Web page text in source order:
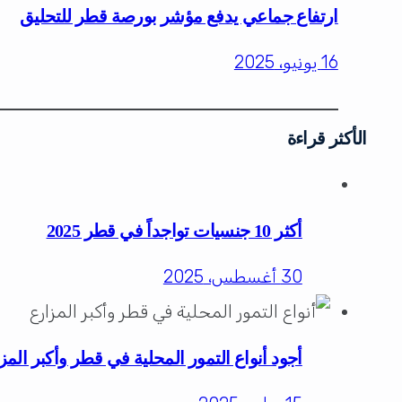
ارتفاع جماعي يدفع مؤشر بورصة قطر للتحليق
16 يونيو، 2025
الأكثر قراءة
أكثر 10 جنسيات تواجداً في قطر 2025
30 أغسطس، 2025
أجود أنواع التمور المحلية في قطر وأكبر